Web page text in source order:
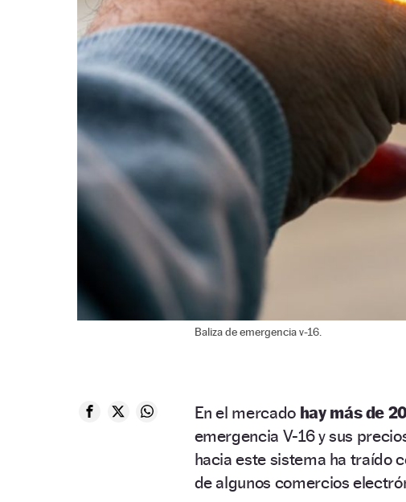
Baliza de emergencia v-16.
En el mercado hay más de
emergencia V-16 y sus
hacia este sistema ha traído
de algunos comercios